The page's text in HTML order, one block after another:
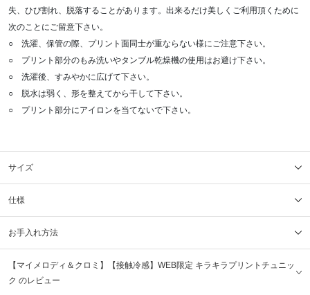
失、ひび割れ、脱落することがあります。出来るだけ美しくご利用頂くために
次のことにご留意下さい。
○ 洗濯、保管の際、プリント面同士が重ならない様にご注意下さい。
○ プリント部分のもみ洗いやタンブル乾燥機の使用はお避け下さい。
○ 洗濯後、すみやかに広げて下さい。
○ 脱水は弱く、形を整えてから干して下さい。
○ プリント部分にアイロンを当てないで下さい。
サイズ
仕様
お手入れ方法
【マイメロディ＆クロミ】【接触冷感】WEB限定 キラキラプリントチュニッ
ク のレビュー